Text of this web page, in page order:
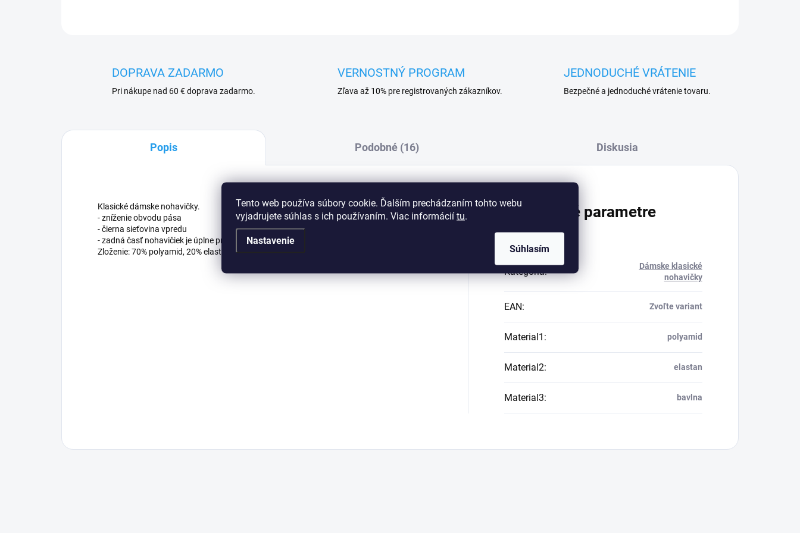
Tento web používa súbory cookie. Ďalším prechádzaním tohto webu
vyjadrujete súhlas s ich používaním. Viac informácií tu.
Nastavenie
Súhlasím
DOPRAVA ZADARMO
Pri nákupe nad 60 € doprava zadarmo.
VERNOSTNÝ PROGRAM
Zľava až 10% pre registrovaných zákazníkov.
JEDNODUCHÉ VRÁTENIE
Bezpečné a jednoduché vrátenie tovaru.
Popis Podobné (16) Diskusia
Klasické dámske nohavičky.
- zníženie obvodu pása
- čierna sieťovina vpredu
- zadná časť nohavičiek je úplne priehľadná
Zloženie: 70% polyamid, 20% elastan, 10% bavlna.
Dodatočné parametre
Kategória:
Dámske klasické
nohavičky
EAN: Zvoľte variant
Material1 : polyamid
Material2: elastan
Material3: bavlna